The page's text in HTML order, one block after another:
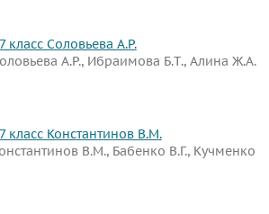
класс Соловьева А.Р.
А.Р., Ибраимова Б.Т., Алина Ж.А.
класс Константинов В.М.
В.М., Бабенко В.Г., Кучменко